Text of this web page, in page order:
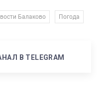
Балаково Погода
В TELEGRAM